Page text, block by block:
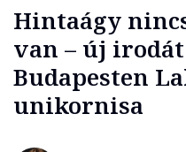
Hintaágy
van – új
Budapesten
unikornisa